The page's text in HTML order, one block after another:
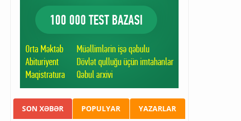
SON XƏBƏR POPULYAR YAZARLAR